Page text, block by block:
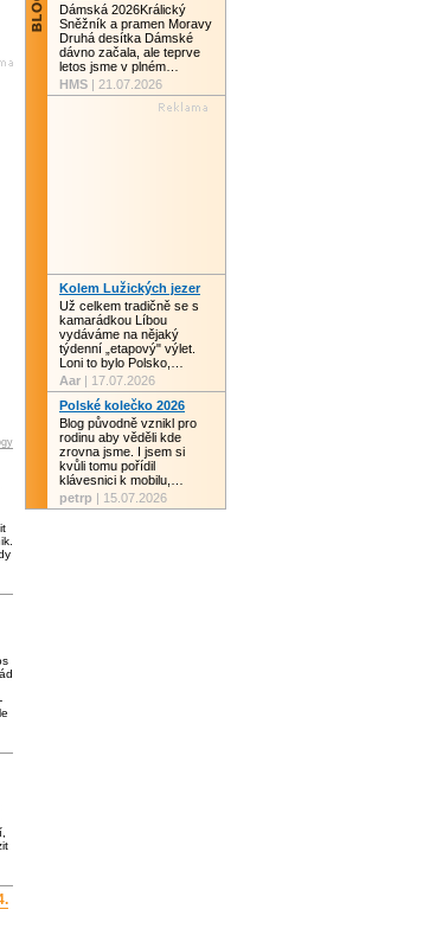
Dámská 2026Králický
Sněžník a pramen Moravy
Druhá desítka Dámské
dávno začala, ale teprve
letos jsme v plném…
HMS | 21.07.2026
Kolem Lužických jezer
Už celkem tradičně se s
kamarádkou Líbou
vydáváme na nějaký
týdenní „etapový" výlet.
Loni to bylo Polsko,…
Aar | 17.07.2026
Polské kolečko 2026
Blog původně vznikl pro
rodinu aby věděli kde
zrovna jsme. I jsem si
kvůli tomu pořídil
klávesnici k mobilu,…
petrp | 15.07.2026